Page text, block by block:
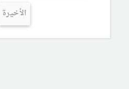
الأخيرة